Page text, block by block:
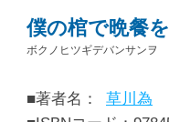
僕の棺で晩餐を
ボクノヒツギデバンサンヲ
■著者名：
草川為